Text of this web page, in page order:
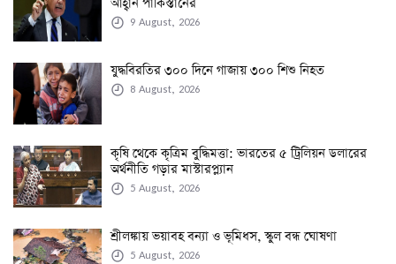
আহ্বান পাকিস্তানের
9 August, 2026
যুদ্ধবিরতির ৩০০ দিনে গাজায় ৩০০ শিশু নিহত
8 August, 2026
কৃষি থেকে কৃত্রিম বুদ্ধিমত্তা: ভারতের ৫ ট্রিলিয়ন ডলারের
অর্থনীতি গড়ার মাস্টারপ্ল্যান
5 August, 2026
শ্রীলঙ্কায় ভয়াবহ বন্যা ও ভূমিধস, স্কুল বন্ধ ঘোষণা
5 August, 2026